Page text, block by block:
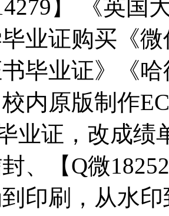
】 《英国
业证购买《微
毕业证》《
内原版制作
业证，改成绩
、【Q微
印刷，从水